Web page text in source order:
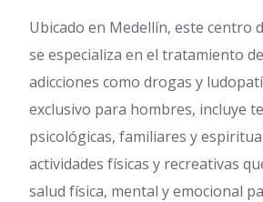
Ubicado en Medellín, este centro
se especializa en el tratamiento
adicciones como drogas y
exclusivo para hombres, incluye
psicológicas, familiares y
actividades físicas y recreativas
salud física, mental y emocional